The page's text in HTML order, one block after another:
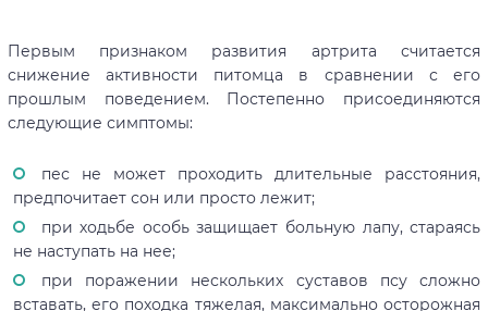
Первым признаком развития артрита считается
снижение активности питомца в сравнении с его
прошлым поведением. Постепенно присоединяются
следующие симптомы:
пес не может проходить длительные расстояния,
предпочитает сон или просто лежит;
при ходьбе особь защищает больную лапу, стараясь
не наступать на нее;
при поражении нескольких суставов псу сложно
вставать, его походка тяжелая, максимально осторожная